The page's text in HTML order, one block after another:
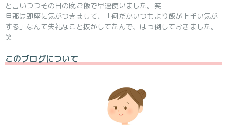
と言いつつその日の晩ご飯で早速使いました。笑
旦那は即座に気がつきまして、「何だかいつもより飯が上手い気が
する」なんて失礼なこと抜かしてたんで、はっ倒しておきました。
笑
このブログについて